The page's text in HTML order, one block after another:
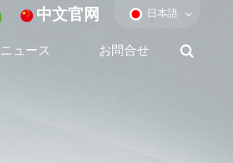
中文官网 日本語
ニュース お問合せ